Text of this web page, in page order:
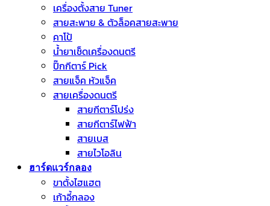
เครื่องตั้งสาย Tuner
สายสะพาย & ตัวล็อคสายสะพาย
คาโป้
น้ำยาเช็ดเครื่องดนตรี
ปิ๊กกีตาร์ Pick
สายแจ็ค หัวแจ็ค
สายเครื่องดนตรี
สายกีตาร์โปร่ง
สายกีตาร์ไฟฟ้า
สายเบส
สายไวโอลิน
ฮาร์ดแวร์กลอง
ขาตั้งไฮแฮต
เก้าอี้กลอง